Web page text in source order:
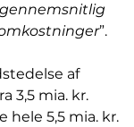
”.
af
3,5 mia. kr.
hele 5,5 mia. kr.